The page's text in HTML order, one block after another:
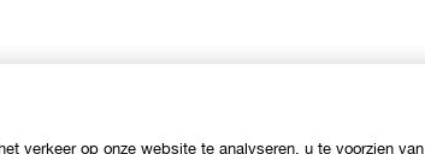
verkeer op onze website te analyseren, u te voorzien van